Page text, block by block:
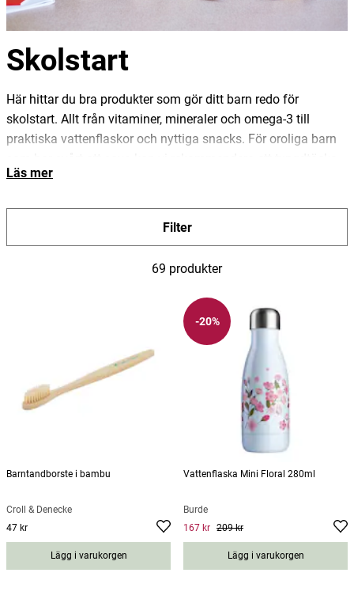
Skolstart
Här hittar du bra produkter som gör ditt barn redo för
skolstart. Allt från vitaminer, mineraler och omega-3 till
praktiska vattenflaskor och nyttiga snacks. För oroliga barn
som hjälper barnet att komma ner i varv och som bidrar till
Läs mer
Filter
69 produkter
Barntandborste i bambu
Croll & Denecke
Pris
47 kr
Lägg i varukorgen
-20%
Vattenflaska Mini Floral 280ml
Burde
Current price
Previous
209 kr
167 kr 209 kr
Lägg i varukorgen